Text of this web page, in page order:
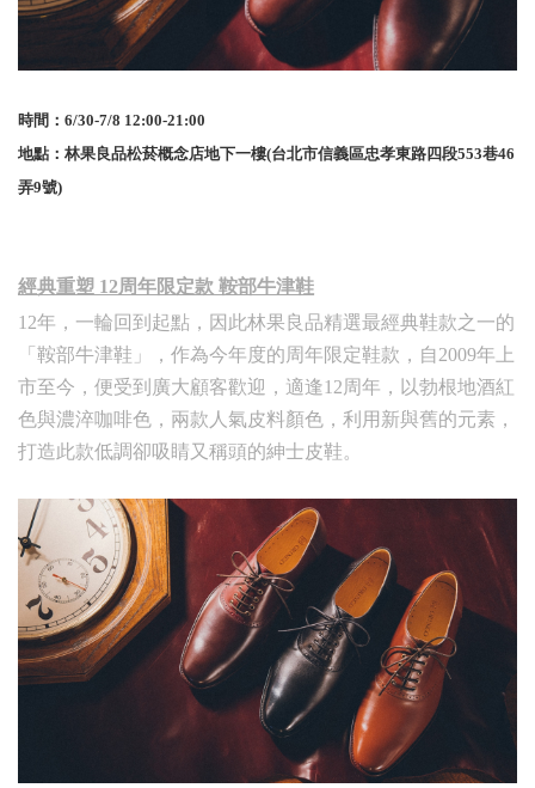
時間：6/30-7/8 12:00-21:00
地點：林果良品松菸概念店地下一樓(台北市信義區忠孝東路四段553巷46
弄9號)
經典重塑 12周年限定款 鞍部牛津鞋
12年，一輪回到起點，因此林果良品精選最經典鞋款之一的
「鞍部牛津鞋」，作為今年度的周年限定鞋款，自2009年上
市至今，便受到廣大顧客歡迎，適逢12周年，以勃根地酒紅
色與濃淬咖啡色，兩款人氣皮料顏色，利用新與舊的元素，
打造此款低調卻吸睛又稱頭的紳士皮鞋。